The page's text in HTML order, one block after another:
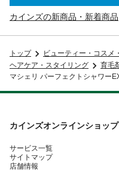
カインズの新商品・新着商品
トップ
ビューティー・コスメ
ヘアケア・スタイリング
育毛
マシェリ パーフェクトシャワー
カインズオンラインショップ
サービス一覧
サイトマップ
店舗情報